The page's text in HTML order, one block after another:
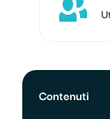
Contenuti